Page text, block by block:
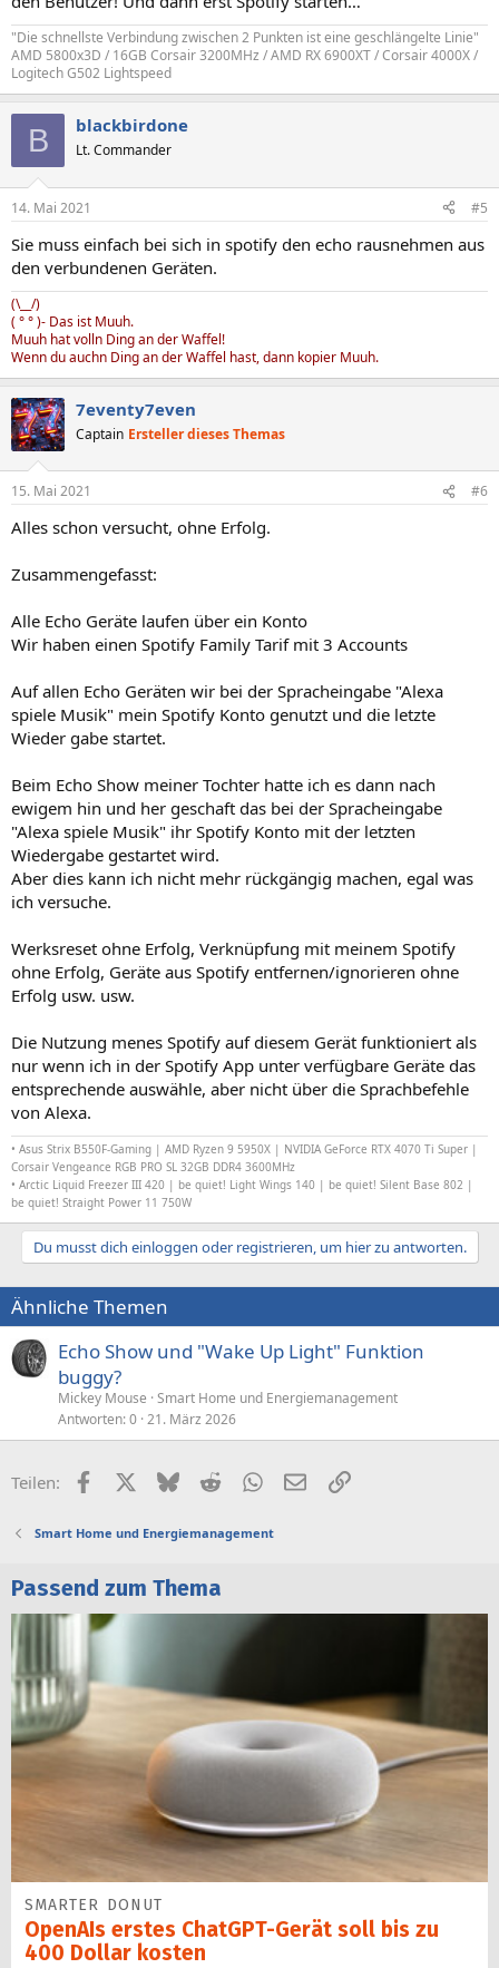
"Die schnellste Verbindung zwischen 2 Punkten ist eine geschlängelte Linie"
AMD 5800x3D / 16GB Corsair 3200MHz / AMD RX 6900XT / Corsair 4000X /
Logitech G502 Lightspeed
B blackbirdone
Lt. Commander
14. Mai 2021 #5
Sie muss einfach bei sich in spotify den echo rausnehmen aus
den verbundenen Geräten.
(\__/)
( ° ° )- Das ist Muuh.
Muuh hat volln Ding an der Waffel!
Wenn du auchn Ding an der Waffel hast, dann kopier Muuh.
7eventy7even
Captain Ersteller dieses Themas
15. Mai 2021 #6
Alles schon versucht, ohne Erfolg.
Zusammengefasst:
Alle Echo Geräte laufen über ein Konto
Wir haben einen Spotify Family Tarif mit 3 Accounts
Auf allen Echo Geräten wir bei der Spracheingabe "Alexa
spiele Musik" mein Spotify Konto genutzt und die letzte
Wieder gabe startet.
Beim Echo Show meiner Tochter hatte ich es dann nach
ewigem hin und her geschaft das bei der Spracheingabe
"Alexa spiele Musik" ihr Spotify Konto mit der letzten
Wiedergabe gestartet wird.
Aber dies kann ich nicht mehr rückgängig machen, egal was
ich versuche.
Werksreset ohne Erfolg, Verknüpfung mit meinem Spotify
ohne Erfolg, Geräte aus Spotify entfernen/ignorieren ohne
Erfolg usw. usw.
Die Nutzung menes Spotify auf diesem Gerät funktioniert als
nur wenn ich in der Spotify App unter verfügbare Geräte das
entsprechende auswähle, aber nicht über die Sprachbefehle
von Alexa.
• Asus Strix B550F-Gaming | AMD Ryzen 9 5950X | NVIDIA GeForce RTX 4070 Ti Super |
Corsair Vengeance RGB PRO SL 32GB DDR4 3600MHz
• Arctic Liquid Freezer III 420 | be quiet! Light Wings 140 | be quiet! Silent Base 802 |
be quiet! Straight Power 11 750W
Du musst dich einloggen oder registrieren, um hier zu antworten.
Ähnliche Themen
Echo Show und "Wake Up Light" Funktion
buggy?
Mickey Mouse Smart Home und Energiemanagement
Antworten 0 21. März 2026
Teilen: FacebookX (Twitter)
BlueskyRedditWhatsApp
E-MailLink
Smart Home und Energiemanagement
Passend zum Thema
SMARTER DONUT
OpenAIs erstes ChatGPT-Gerät soll bis zu
400 Dollar kosten